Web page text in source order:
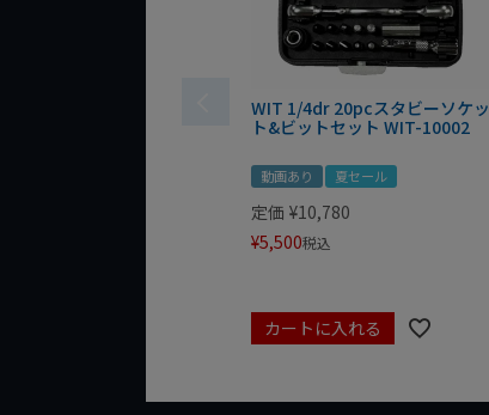
WIT 1/4dr 20pcスタビーソケッ
ト&ビットセット WIT-10002
動画あり 夏セール
定価 ¥10,780
¥5,500税込
カートに入れる